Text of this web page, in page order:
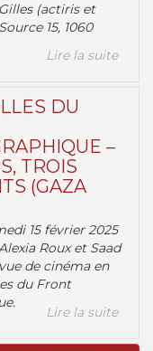
(actiris et
15, 1060
Lire la suite
DU
–
TROIS
(GAZA
15 février 2025
Roux et Saad
de cinéma en
du Front
Lire la suite